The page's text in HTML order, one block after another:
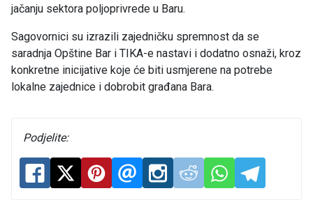
jačanju sektora poljoprivrede u Baru.
Sagovornici su izrazili zajedničku spremnost da se
saradnja Opštine Bar i TIKA-e nastavi i dodatno osnaži, kroz
konkretne inicijative koje će biti usmjerene na potrebe
lokalne zajednice i dobrobit građana Bara.
Podjelite: